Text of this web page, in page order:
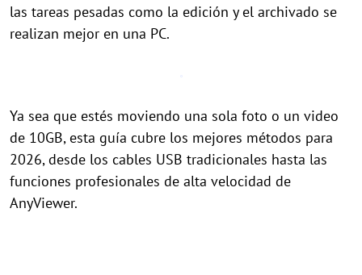
las tareas pesadas como la edición y el archivado se
realizan mejor en una PC.
Ya sea que estés moviendo una sola foto o un video
de 10GB, esta guía cubre los mejores métodos para
2026, desde los cables USB tradicionales hasta las
funciones profesionales de alta velocidad de
AnyViewer.